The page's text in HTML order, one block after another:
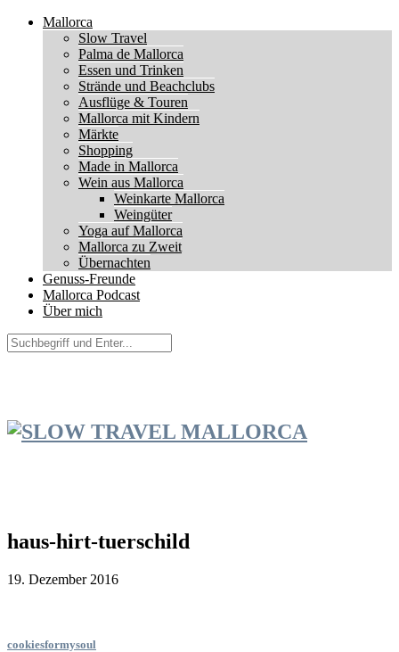
Mallorca
Slow Travel
Palma de Mallorca
Essen und Trinken
Strände und Beachclubs
Ausflüge & Touren
Mallorca mit Kindern
Märkte
Shopping
Made in Mallorca
Wein aus Mallorca
Weinkarte Mallorca
Weingüter
Yoga auf Mallorca
Mallorca zu Zweit
Übernachten
Genuss-Freunde
Mallorca Podcast
Über mich
haus-hirt-tuerschild
19. Dezember 2016
cookiesformysoul